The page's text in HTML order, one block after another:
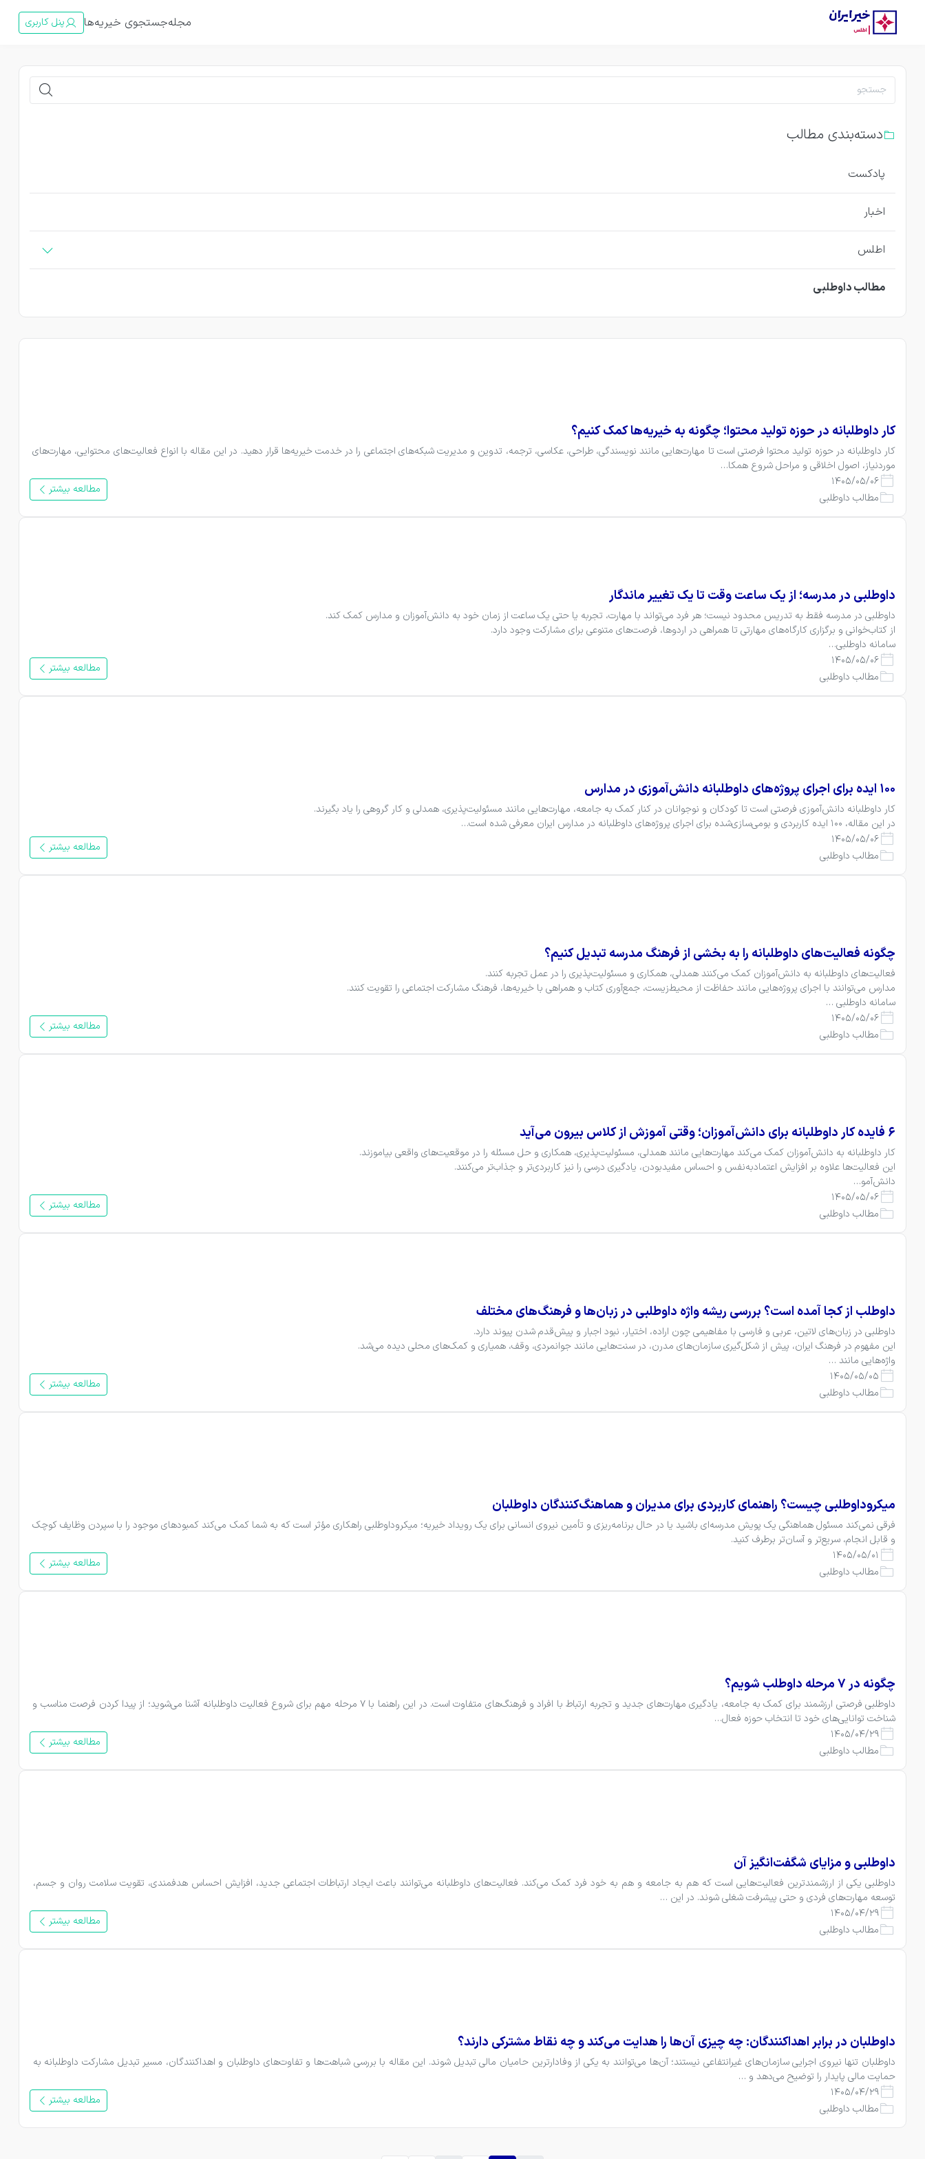
مجلهجستجوی خیریه‌ها پنل کاربری
دسته‌بندی مطالب
پادکست
اخبار
اطلس
مطالب داوطلبی
کار داوطلبانه در حوزه تولید محتوا؛ چگونه به خیریه‌ها کمک کنیم؟
کار داوطلبانه در حوزه تولید محتوا فرصتی است تا مهارت‌هایی مانند نویسندگی، طراحی، عکاسی، ترجمه، تدوین و مدیریت شبکه‌های اجتماعی را در خدمت خیریه‌ها قرار دهید. در این مقاله با انواع فعالیت‌های محتوایی، مهارت‌های
موردنیاز، اصول اخلاقی و مراحل شروع همکا…
1405/05/06
مطالب داوطلبی
مطالعه بیشتر
داوطلبی در مدرسه؛ از یک ساعت وقت تا یک تغییر ماندگار
سامانه داوطلبی…
1405/05/06
مطالب داوطلبی
مطالعه بیشتر
۱۰۰ ایده برای اجرای پروژه‌های داوطلبانه دانش‌آموزی در مدارس
در این مقاله، ۱۰۰ ایده کاربردی و بومی‌سازی‌شده برای اجرای پروژه‌های داوطلبانه در مدارس ایران معرفی شده است…
1405/05/06
مطالب داوطلبی
مطالعه بیشتر
چگونه فعالیت‌های داوطلبانه را به بخشی از فرهنگ مدرسه تبدیل کنیم؟
سامانه داوطلبی …
1405/05/06
مطالب داوطلبی
مطالعه بیشتر
۶ فایده کار داوطلبانه برای دانش‌آموزان؛ وقتی آموزش از کلاس بیرون می‌آید
دانش‌آمو…
1405/05/06
مطالب داوطلبی
مطالعه بیشتر
داوطلب از کجا آمده است؟ بررسی ریشه واژه داوطلبی در زبان‌ها و فرهنگ‌های مختلف
واژه‌هایی مانند …
1405/05/05
مطالب داوطلبی
مطالعه بیشتر
میکروداوطلبی چیست؟ راهنمای کاربردی برای مدیران و هماهنگ‌کنندگان داوطلبان
فرقی نمی‌کند مسئول هماهنگی یک پویش مدرسه‌ای باشید یا در حال برنامه‌ریزی و تأمین نیروی انسانی برای یک رویداد خیریه؛ میکروداوطلبی راهکاری مؤثر است که به شما کمک می‌کند کمبودهای موجود را با سپردن وظایف کوچک
و قابل انجام، سریع‌تر و آسان‌تر برطرف کنید.
1405/05/01
مطالب داوطلبی
مطالعه بیشتر
چگونه در ۷ مرحله داوطلب شویم؟
داوطلبی فرصتی ارزشمند برای کمک به جامعه، یادگیری مهارت‌های جدید و تجربه ارتباط با افراد و فرهنگ‌های متفاوت است. در این راهنما با ۷ مرحله مهم برای شروع فعالیت داوطلبانه آشنا می‌شوید؛ از پیدا کردن فرصت مناسب و
شناخت توانایی‌های خود تا انتخاب حوزه فعال…
1405/04/29
مطالب داوطلبی
مطالعه بیشتر
داوطلبی و مزایای شگفت‌انگیز آن
داوطلبی یکی از ارزشمندترین فعالیت‌هایی است که هم به جامعه و هم به خود فرد کمک می‌کند. فعالیت‌های داوطلبانه می‌توانند باعث ایجاد ارتباطات اجتماعی جدید، افزایش احساس هدفمندی، تقویت سلامت روان و جسم،
توسعه مهارت‌های فردی و حتی پیشرفت شغلی شوند. در این …
1405/04/29
مطالب داوطلبی
مطالعه بیشتر
داوطلبان در برابر اهداکنندگان: چه چیزی آن‌ها را هدایت می‌کند و چه نقاط مشترکی دارند؟
داوطلبان تنها نیروی اجرایی سازمان‌های غیرانتفاعی نیستند؛ آن‌ها می‌توانند به یکی از وفادارترین حامیان مالی تبدیل شوند. این مقاله با بررسی شباهت‌ها و تفاوت‌های داوطلبان و اهداکنندگان، مسیر تبدیل مشارکت داوطلبانه به
حمایت مالی پایدار را توضیح می‌دهد و …
1405/04/29
مطالب داوطلبی
مطالعه بیشتر